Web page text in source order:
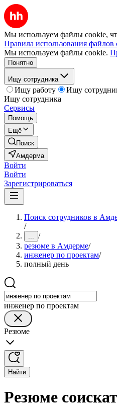
Мы используем файлы cookie,
Правила использования файлов
Мы используем файлы cookie.
Понятно
Ищу сотрудника
Ищу работу
Ищу
Ищу сотрудника
Сервисы
Помощь
Ещё
Поиск
Амдерма
Войти
Войти
Зарегистрироваться
Поиск сотрудников в
/
... /
резюме в Амдерме/
инженер по проектам/
полный день
инженер по проектам
Резюме
Найти
Резюме